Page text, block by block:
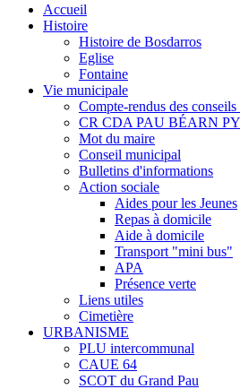
Accueil
Histoire
Histoire de Bosdarros
Eglise
Fontaine
Vie municipale
Compte-rendus des
CR CDA PAU BÉARN
Mot du maire
Conseil municipal
Bulletins d'informations
Action sociale
Aides pour les Jeunes
Repas à domicile
Aide à domicile
Transport "mini bus"
APA
Présence verte
Liens utiles
Cimetière
URBANISME
PLU intercommunal
CAUE 64
SCOT du Grand Pau